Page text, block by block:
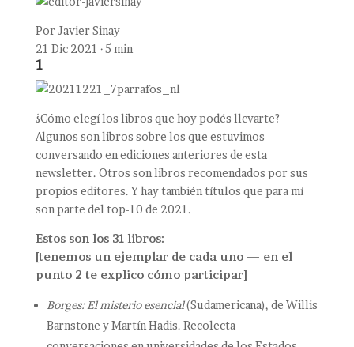
PorJavier Sinay
21 Dic 2021 · 5 min
1
¿Cómo elegí los libros que hoy podés llevarte?
Algunos son libros sobre los que estuvimos
conversando en ediciones anteriores de esta
newsletter. Otros son libros recomendados por sus
propios editores. Y hay también títulos que para mí
son parte del top-10 de 2021.
Estos son los 31 libros:
[tenemos un ejemplar de cada uno — en el
punto 2 te explico cómo participar]
Borges: El misterio esencial(Sudamericana), de Willis
Barnstone y Martín Hadis. Recolecta